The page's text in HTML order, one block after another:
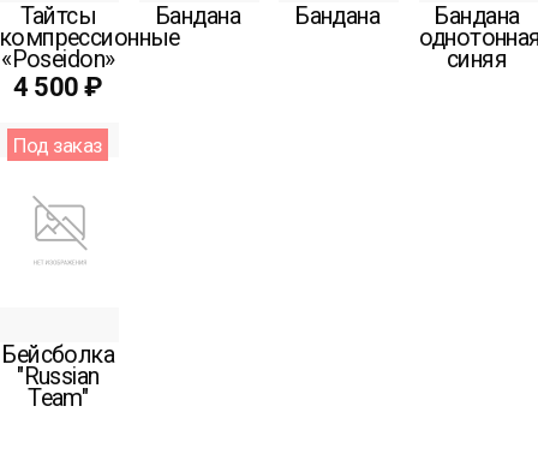
Тайтсы
компрессионные
«Poseidon»
4 500 ₽
Бандана Бандана Бандана
синяя
Под заказ
Бейсболка
"Russian
Team"